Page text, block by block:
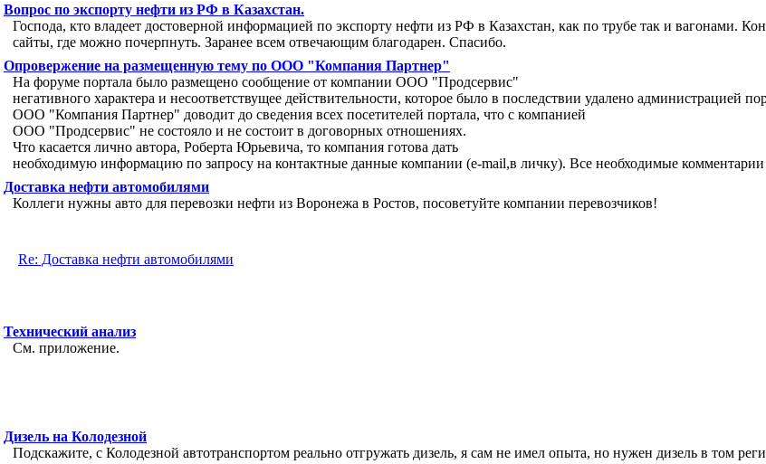
Вопрос по экспорту нефти из РФ в Казахстан.
Господа, кто владеет достоверной информацией по экспорту нефти из РФ в Казахстан, как по трубе так и вагонами.
сайты, где можно почерпнуть. Заранее всем отвечающим благодарен. Спасибо.
Опровержение на размещенную тему по ООО "Компания Партнер"
На форуме портала было размещено сообщение от компании ООО "Продсервис"
негативного характера и несоответствущее действительности, которое было в последствии удалено администрацией
ООО "Компания Партнер" доводит до сведения всех посетителей портала, что с компанией
ООО "Продсервис" не состояло и не состоит в договорных отношениях.
Что касается лично автора, Роберта Юрьевича, то компания готова дать
необходимую информацию по запросу на контактные данные компании (e-mail,в личку). Все необходимые
Доставка нефти автомобилями
Коллеги нужны авто для перевозки нефти из Воронежа в Ростов, посоветуйте компании перевозчиков!
Re: Доставка нефти автомобилями
Технический анализ
См. приложение.
Дизель на Колодезной
Подскажите, с Колодезной автотранспортом реально отгружать дизель, я сам не имел опыта, но нужен дизель в том